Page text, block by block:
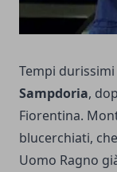
Tempi
Sampdoria,
Fiorentina.
blucerchiati,
Uomo Ragno